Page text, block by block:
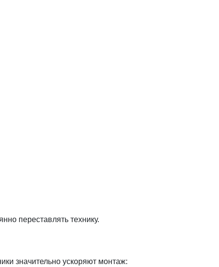
переставлять технику.
значительно ускоряют монтаж: